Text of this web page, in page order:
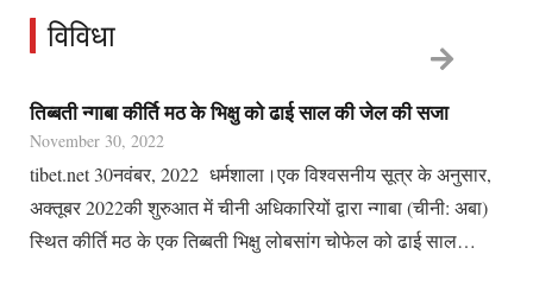
विविधा
तिब्बती न्‍गाबा कीर्ति मठ के भिक्षु को ढाई साल की जेल की सजा
November 30, 2022
tibet.net 30नवंबर, 2022 धर्मशाला।एक विश्वसनीय सूत्र के अनुसार,
अक्तूबर 2022की शुरुआत में चीनी अधिकारियों द्वारा न्‍गाबा (चीनी: अबा)
स्थित कीर्ति मठ के एक तिब्बती भिक्षु लोबसांग चोफेल को ढाई साल…